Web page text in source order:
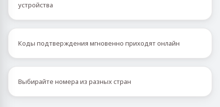
устройства
Коды подтверждения мгновенно приходят онлайн
Выбирайте номера из разных стран